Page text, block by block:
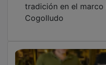
tradición en el
Cogolludo